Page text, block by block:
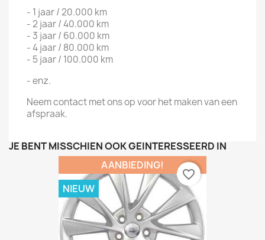
- 1 jaar / 20.000 km
- 2 jaar / 40.000 km
- 3 jaar / 60.000 km
- 4 jaar / 80.000 km
- 5 jaar / 100.000 km
- enz.
Neem contact met ons op voor het maken van een
afspraak.
JE BENT MISSCHIEN OOK GEÏNTERESSEERD IN
AANBIEDING!
NIEUW
favorite_border